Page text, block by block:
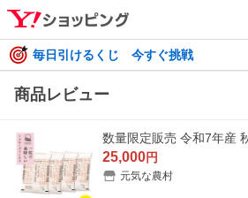
毎日引けるくじ 今すぐ挑戦
商品レビュー
25,000円
元気な農村